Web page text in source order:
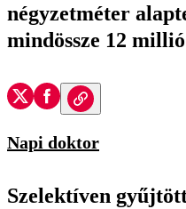
négyzetméter
mindössze 12
Napi doktor
Szelektíven